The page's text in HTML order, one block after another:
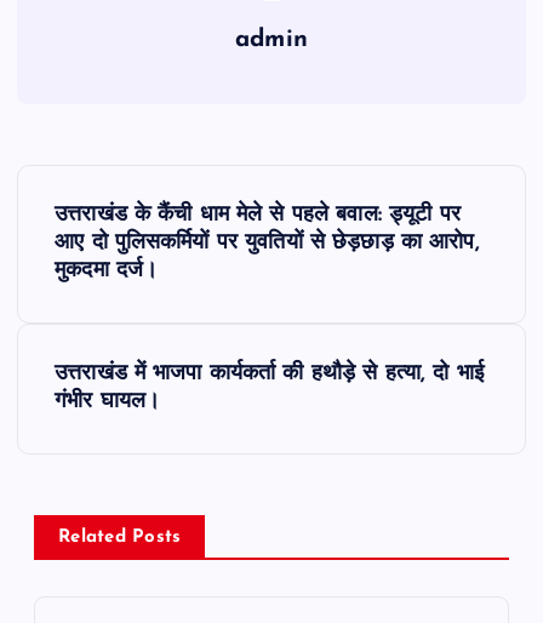
admin
v
उत्तराखंड के कैंची धाम मेले से पहले बवाल: ड्यूटी पर
आए दो पुलिसकर्मियों पर युवतियों से छेड़छाड़ का आरोप,
मुकदमा दर्ज।
उत्तराखंड में भाजपा कार्यकर्ता की हथौड़े से हत्या, दो भाई
गंभीर घायल।
Related Posts